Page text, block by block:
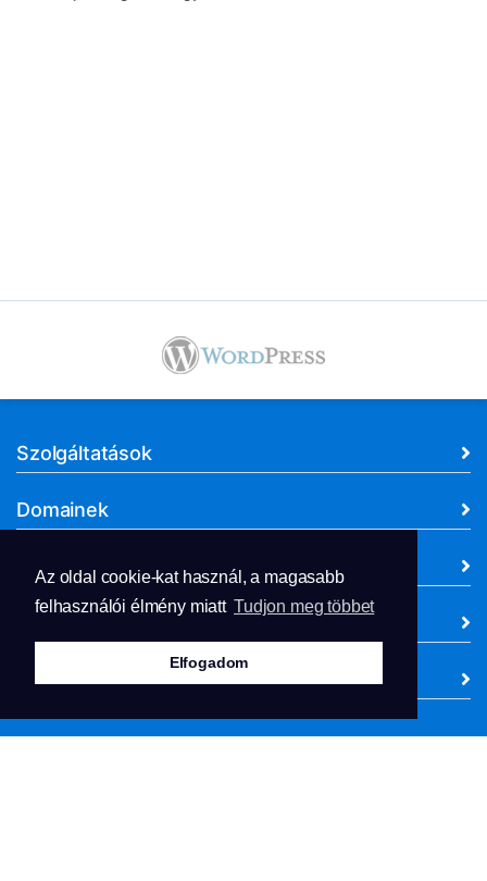
Az oldal cookie-kat használ, a magasabb
felhasználói élmény miatt Tudjon meg többet
Elfogadom
Szolgáltatások
Domainek
Támogatás
Dokumentumok